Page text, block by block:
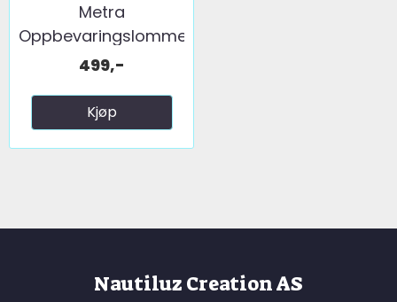
Metra
Oppbevaringslomme
...
499,-
Kjøp
Nautiluz Creation AS